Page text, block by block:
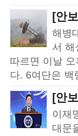
[안
해병
서 해
따르면 이날
다. 6여단은 백
[안
이재
대문